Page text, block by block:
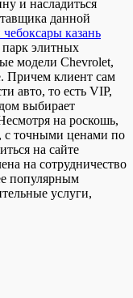
и насладиться
данной
чебоксары казань
парк элитных
модели Chevrolet,
Причем клиент сам
авто, то есть VIP,
выбирает
на роскошь,
с точными ценами по
на сайте
на сотрудничество
популярным
услуги,